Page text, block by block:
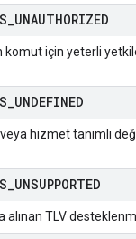
UNAUTHORIZED
komut için yeterli
UNDEFINED
hizmet tanımlı
UNSUPPORTED
TLV